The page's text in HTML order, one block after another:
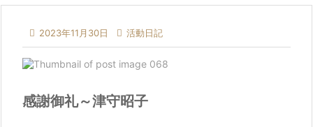
 2023年11月30日  活動日記
感謝御礼～津守昭子